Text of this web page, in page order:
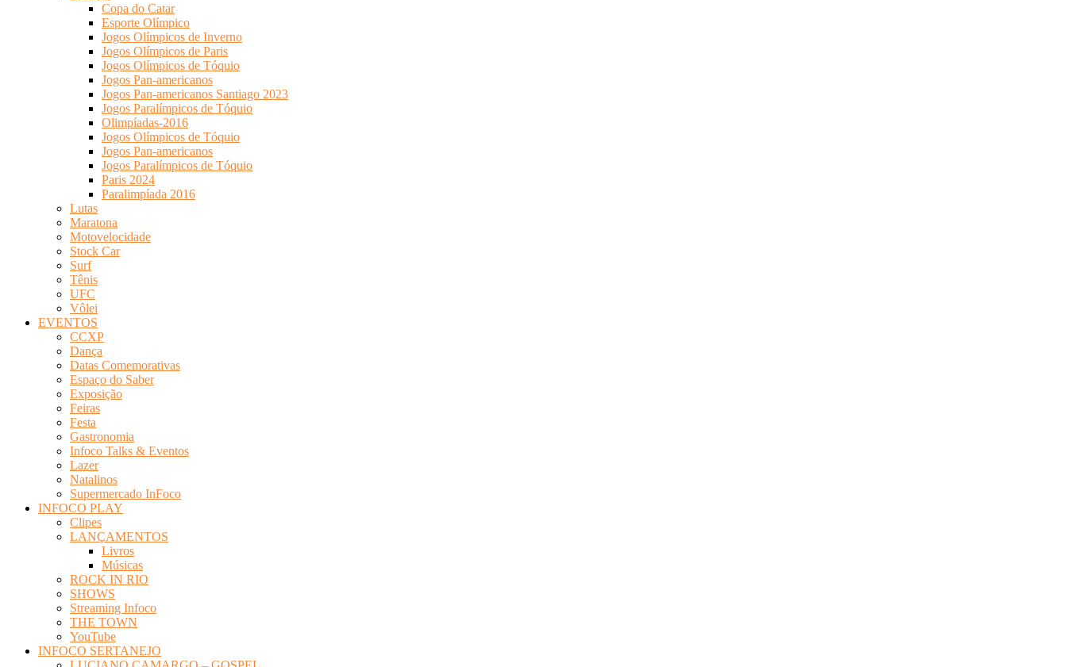
Copa do Catar
Esporte Olímpico
Jogos Olímpicos de Inverno
Jogos Olímpicos de Paris
Jogos Olímpicos de Tóquio
Jogos Pan-americanos
Jogos Pan-americanos Santiago 2023
Jogos Paralímpicos de Tóquio
Olimpíadas-2016
Jogos Olímpicos de Tóquio
Jogos Pan-americanos
Jogos Paralímpicos de Tóquio
Paris 2024
Paralimpíada 2016
Lutas
Maratona
Motovelocidade
Stock Car
Surf
Tênis
UFC
Vôlei
EVENTOS
CCXP
Dança
Datas Comemorativas
Espaço do Saber
Exposição
Feiras
Festa
Gastronomia
Infoco Talks & Eventos
Lazer
Natalinos
Supermercado InFoco
INFOCO PLAY
Clipes
LANÇAMENTOS
Livros
Músicas
ROCK IN RIO
SHOWS
Streaming Infoco
THE TOWN
YouTube
INFOCO SERTANEJO